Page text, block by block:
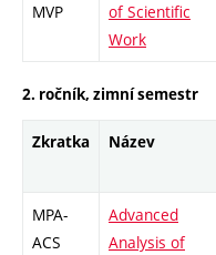
MVP
of Scientific
Work
2. ročník, zimní semestr
Zkratka Název
MPA-
ACS
Advanced
Analysis of